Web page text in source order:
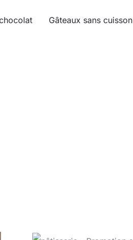
Gâteaux sans cuisson